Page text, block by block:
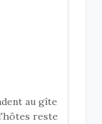
au gîte
reste